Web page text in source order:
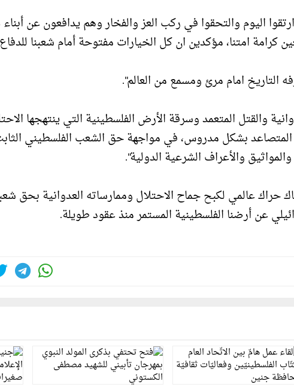
اليوم والتحقوا في ركب العز والفخار وهم يدافعون عن
كرامة امتنا، مؤكدين ان كل الخيارات مفتوحة أمام شعبنا
امام مرئ ومسمع من العالم".
والقتل المتعمد وسرقة الأرض الفلسطينية التي ينتهجها
بشكل مدروس، في مواجهة حق الشعب الفلسطيني
والأعراف الشرعية الدولية".
عالمي لكبح جماح الاحتلال وممارساته العدوانية بحق
عن أرضنا الفلسطينية المستمر منذ عقود طويلة.